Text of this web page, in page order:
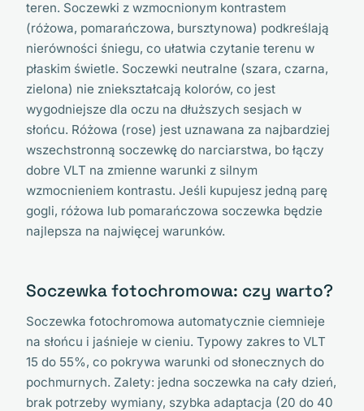
teren. Soczewki z wzmocnionym kontrastem
(różowa, pomarańczowa, bursztynowa) podkreślają
nierówności śniegu, co ułatwia czytanie terenu w
płaskim świetle. Soczewki neutralne (szara, czarna,
zielona) nie zniekształcają kolorów, co jest
wygodniejsze dla oczu na dłuższych sesjach w
słońcu. Różowa (rose) jest uznawana za najbardziej
wszechstronną soczewkę do narciarstwa, bo łączy
dobre VLT na zmienne warunki z silnym
wzmocnieniem kontrastu. Jeśli kupujesz jedną parę
gogli, różowa lub pomarańczowa soczewka będzie
najlepsza na najwięcej warunków.
Soczewka fotochromowa: czy warto?
Soczewka fotochromowa automatycznie ciemnieje
na słońcu i jaśnieje w cieniu. Typowy zakres to VLT
15 do 55%, co pokrywa warunki od słonecznych do
pochmurnych. Zalety: jedna soczewka na cały dzień,
brak potrzeby wymiany, szybka adaptacja (20 do 40